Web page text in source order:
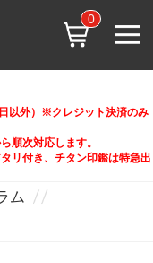
0
以外）※クレジット決済のみ
順次対応します。
リ付き、チタン印鑑は特急出
ム